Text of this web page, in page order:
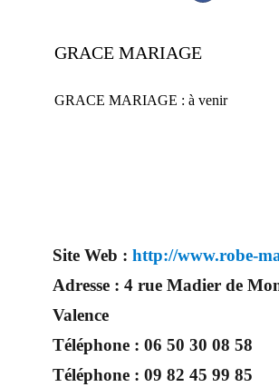
GRACE MARIAGE
GRACE MARIAGE : à venir
Site Web : http://www.robe-
Adresse : 4 rue Madier de
Valence
Téléphone : 06 50 30 08 58
Téléphone : 09 82 45 99 85